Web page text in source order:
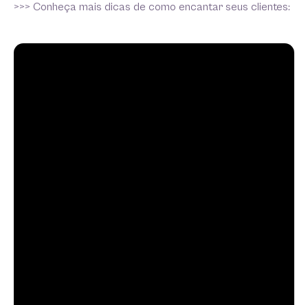
>>> Conheça mais dicas de como encantar seus clientes: